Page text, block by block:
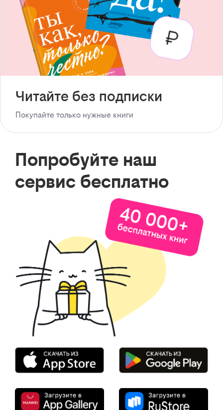
Читайте без подписки
Покупайте только нужные книги
Попробуйте наш
сервис бесплатно